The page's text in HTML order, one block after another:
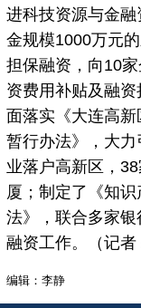
进科技资源与金
金规模1000万元
担保融资，向10
资费用补贴及融
面落实《大连高
暂行办法》，大
业落户高新区，
厦；制定了《知
法》，联合多家
融资工作。（记者
编辑：李静